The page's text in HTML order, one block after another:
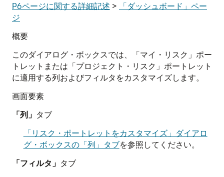
P6ページに関する詳細記述 >
「ダッシュボード」ペー
ジ
概要
このダイアログ・ボックスでは、「マイ・リスク」ポー
トレットまたは「プロジェクト・リスク」ポートレット
に適用する列およびフィルタをカスタマイズします。
画面要素
「列」 タブ
「リスク・ポートレットをカスタマイズ」ダイアロ
グ・ボックスの「列」タブを参照してください。
「フィルタ」 タブ